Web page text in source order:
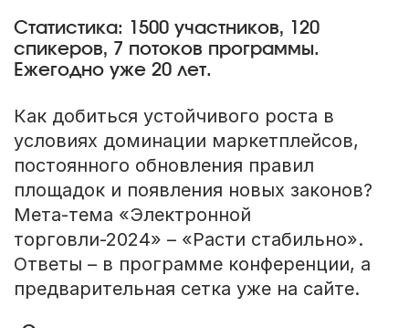
Статистика: 1500 участников, 120
спикеров, 7 потоков программы.
Ежегодно уже 20 лет.
Как добиться устойчивого роста в
условиях доминации маркетплейсов,
постоянного обновления правил
площадок и появления новых законов?
Мета-тема «Электронной
торговли-2024» – «Расти стабильно».
Ответы – в программе конференции, а
предварительная сетка уже на сайте.